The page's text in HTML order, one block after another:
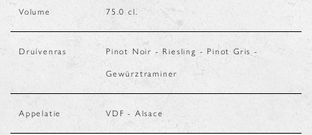
Volume 75.0 cl.
Druivenras Pinot Noir - Riesling - Pinot Gris -
Gewürztraminer
Appelatie VDF - Alsace